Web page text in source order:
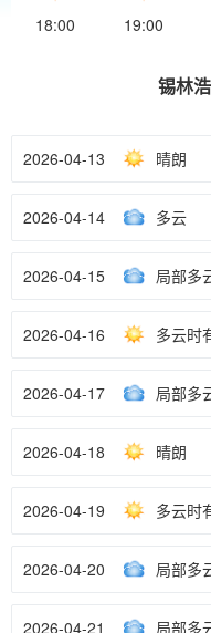
18:00 19:00
锡林
2026-04-13 晴朗
2026-04-14 多云
2026-04-15 局部多
2026-04-16 多云时
2026-04-17 局部多
2026-04-18 晴朗
2026-04-19 多云时
2026-04-20 局部多
2026-04-21 局部多